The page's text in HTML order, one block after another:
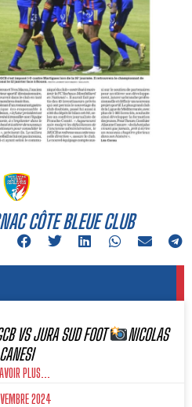
CÔTE BLEUE CLUB
VS JURA SUD FOOT
NICOLAS
CANESI
PLUS...
2024